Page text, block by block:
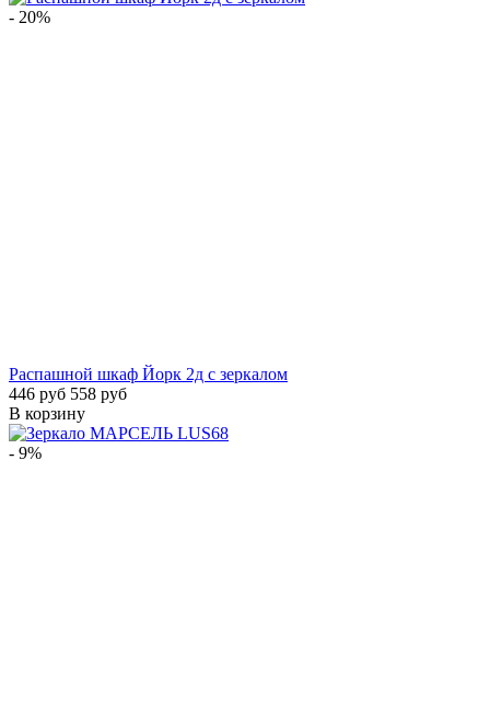
- 20%
Распашной шкаф Йорк 2д с зеркалом
446 руб 558 руб
В корзину
- 9%